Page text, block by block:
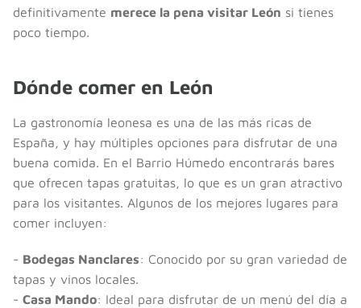
definitivamente merece la pena visitar León si tienes
poco tiempo.
Dónde comer en León
La gastronomía leonesa es una de las más ricas de
España, y hay múltiples opciones para disfrutar de una
buena comida. En el Barrio Húmedo encontrarás bares
que ofrecen tapas gratuitas, lo que es un gran atractivo
para los visitantes. Algunos de los mejores lugares para
comer incluyen:
- Bodegas Nanclares: Conocido por su gran variedad de
tapas y vinos locales.
- Casa Mando: Ideal para disfrutar de un menú del día a